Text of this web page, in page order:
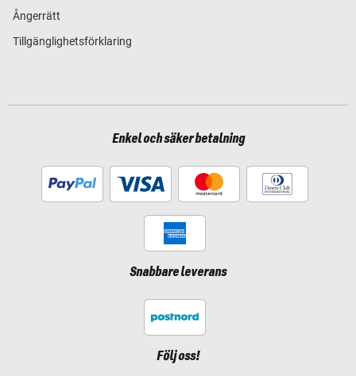
Ångerrätt
Tillgänglighetsförklaring
Enkel och säker betalning
Snabbare leverans
Följ oss!